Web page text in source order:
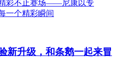
新升级，和条鹅一起来冒